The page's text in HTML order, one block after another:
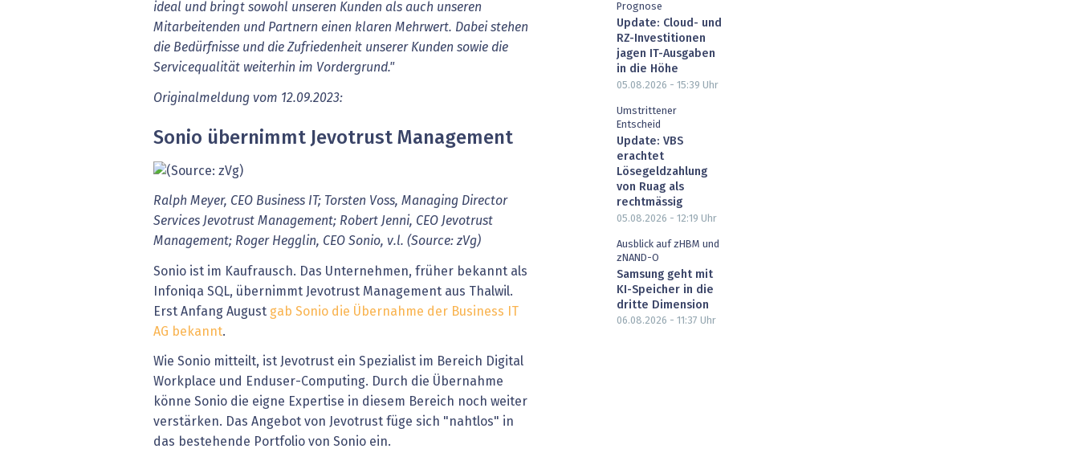
ideal und bringt sowohl unseren Kunden als auch unseren
Mitarbeitenden und Partnern einen klaren Mehrwert. Dabei stehen
die Bedürfnisse und die Zufriedenheit unserer Kunden sowie die
Servicequalität weiterhin im Vordergrund."
Originalmeldung vom 12.09.2023:
Sonio übernimmt Jevotrust Management
Ralph Meyer, CEO Business IT; Torsten Voss, Managing Director
Services Jevotrust Management; Robert Jenni, CEO Jevotrust
Management; Roger Hegglin, CEO Sonio, v.l. (Source: zVg)
Sonio ist im Kaufrausch. Das Unternehmen, früher bekannt als
Infoniqa SQL, übernimmt Jevotrust Management aus Thalwil.
Erst Anfang August gab Sonio die Übernahme der Business IT
AG bekannt.
Wie Sonio mitteilt, ist Jevotrust ein Spezialist im Bereich Digital
Workplace und Enduser-Computing. Durch die Übernahme
könne Sonio die eigne Expertise in diesem Bereich noch weiter
verstärken. Das Angebot von Jevotrust füge sich "nahtlos" in
das bestehende Portfolio von Sonio ein.
Prognose
Update: Cloud- und
RZ-Investitionen
jagen IT-Ausgaben
in die Höhe
05.08.2026 - 15:39 Uhr
Umstrittener
Entscheid
Update: VBS
erachtet
Lösegeldzahlung
von Ruag als
rechtmässig
05.08.2026 - 12:19 Uhr
Ausblick auf zHBM und
zNAND-O
Samsung geht mit
KI-Speicher in die
dritte Dimension
06.08.2026 - 11:37 Uhr